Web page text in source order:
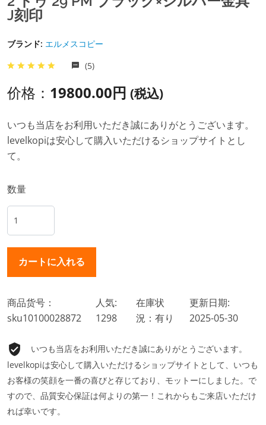
J刻印
ブランド: エルメスコピー
(5)
价格： 19800.00円 (税込)
いつも当店をお利用いただき誠にありがとうございます。
levelkopiは安心して購入いただけるショップサイトとし
て。
数量
商品货号：
sku10100028872
人気:
1298
在庫状
況：有り
更新日期:
2025-05-30
いつも当店をお利用いただき誠にありがとうございます。
levelkopiは安心して購入いただけるショップサイトとして、いつも
お客様の笑顔を一番の喜びと存じており、モットーにしました。で
すので、品質安心保証は何よりの第一！これからもご来店いただけ
れば幸いです。